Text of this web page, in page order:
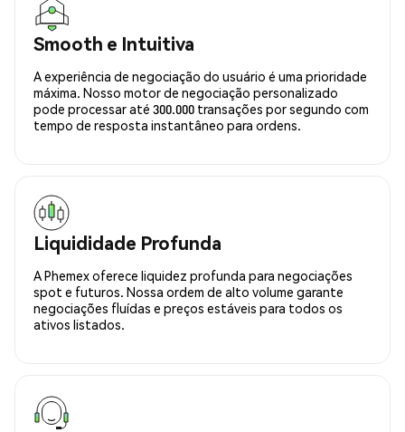
Smooth e Intuitiva
A experiência de negociação do usuário é uma prioridade
máxima. Nosso motor de negociação personalizado
pode processar até 300.000 transações por segundo com
tempo de resposta instantâneo para ordens.
Liquididade Profunda
A Phemex oferece liquidez profunda para negociações
spot e futuros. Nossa ordem de alto volume garante
negociações fluídas e preços estáveis para todos os
ativos listados.